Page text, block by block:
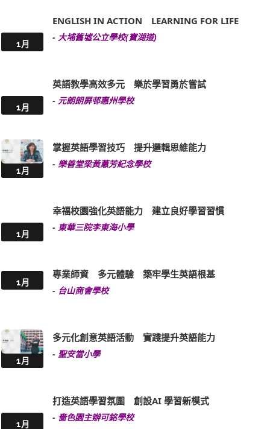
1月
ENGLISH IN ACTION LEARNING FOR LIFE
- 大埔舊墟公立學校(寶湖道)
1月
英語教學高效多元 樂於學習勇於嘗試
- 元朗朗屏邨惠州學校
1月
掌握英語學習技巧 提升邏輯思維能力
- 樂善堂梁黃蕙芳紀念學校
1月
幸福校園強化英語能力 建立良好學習習慣
- 東華三院李東海小學
1月
專業師資 多元體驗 築牢學生英語根基
- 台山商會學校
1月
多元化創意英語活動 實踐提升英語能力
- 聖安當小學
1月
打造英語學習氛圍 創設AI 學習新模式
- 嗇色園主辦可銘學校